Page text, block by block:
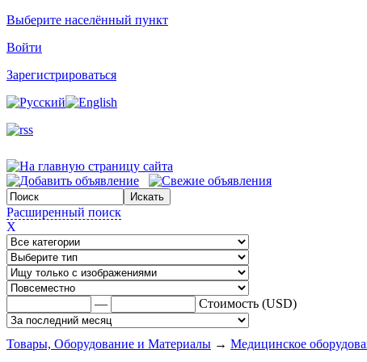
Выберите населённый пункт
Войти
Зарегистрироваться
Расширенный поиск
X
— Стоимость (USD)
Товары, Оборудование и Материалы → Медицинское